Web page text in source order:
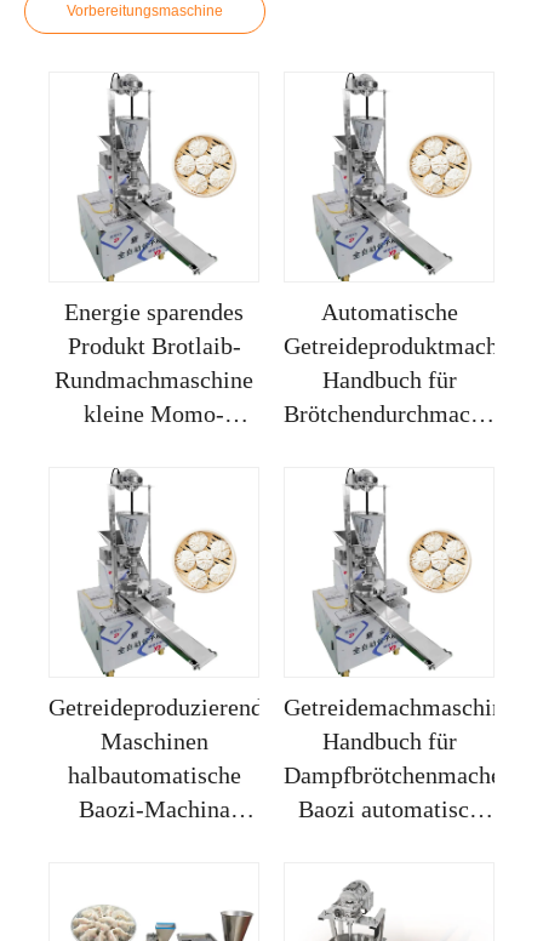
Vorbereitungsmaschine
Energie sparendes
Produkt Brotlaib-
Rundmachmaschine
kleine Momo-
Automatische
Handbuch für
Brötchendurchmacher
Hausgebrauch
Getreideproduzierende
Maschinen
halbautomatische
Baozi-Machina
Getreidemachmaschine,
Handbuch für
Dampfbrötchenmacher,
Baozi automatisch
Macher Maschine